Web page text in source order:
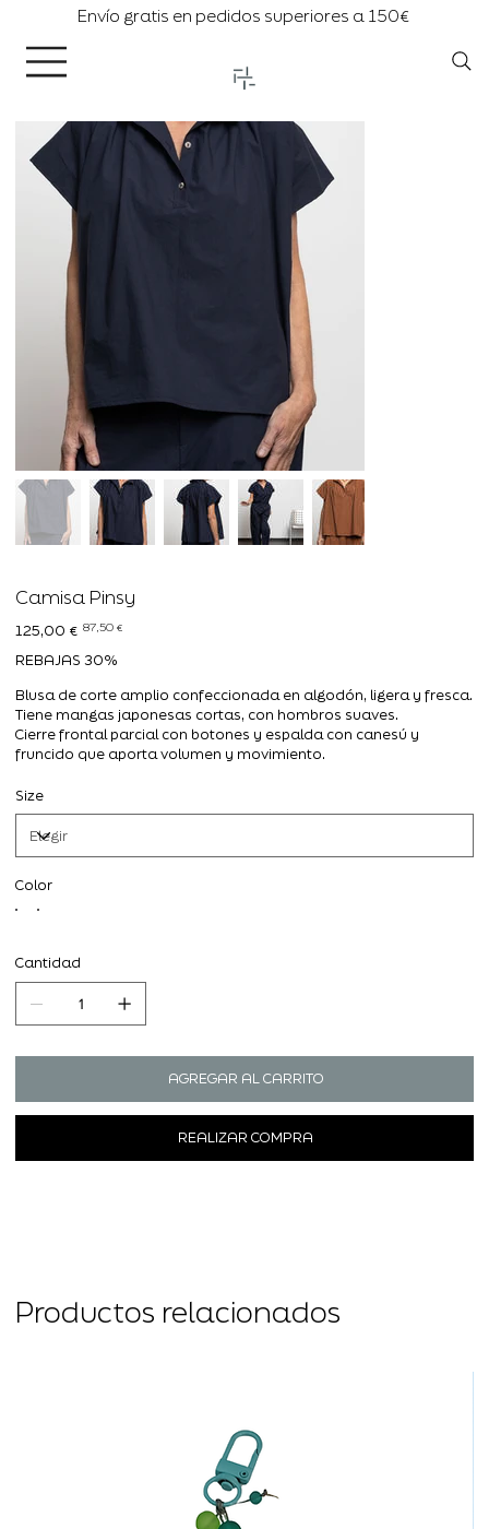
Envío gratis en pedidos superiores a 150€
Camisa Pinsy
Precio
original
125,00 € Precio
87,50 €
REBAJAS 30%
Blusa de corte amplio confeccionada en algodón, ligera y fresca.
Tiene mangas japonesas cortas, con hombros suaves.
Cierre frontal parcial con botones y espalda con canesú y
fruncido que aporta volumen y movimiento.
Size
Color
Cantidad
AGREGAR AL CARRITO
REALIZAR COMPRA
Productos relacionados